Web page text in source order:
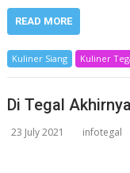
READ MORE
Kuliner Siang Kuliner
Di Tegal
23 July 2021 infotegal